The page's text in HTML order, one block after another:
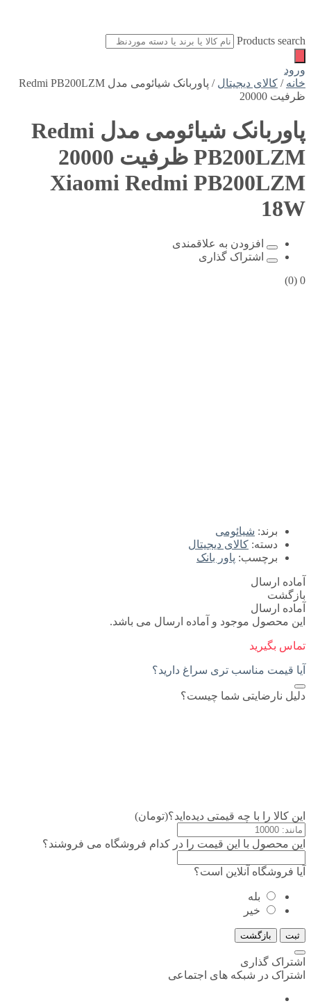
Products search
ورود
خانه / کالای دیجیتال
/ پاوربانک شیائومی مدل Redmi PB200LZM
ظرفیت 20000
پاوربانک شیائومی مدل Redmi
PB200LZM ظرفیت 20000
Xiaomi Redmi PB200LZM
18W
افزودن به علاقمندی
اشتراک گذاری
0
(0)
برند: شیائومی
دسته: کالای دیجیتال
برچسب: پاور بانک
آماده ارسال
بازگشت
آماده ارسال
این محصول موجود و آماده ارسال می باشد.
تماس بگیرید
آیا قیمت مناسب تری سراغ دارید؟
دلیل نارضایتی شما چیست؟
این کالا را با چه قیمتی دیده‌اید؟(تومان)
این محصول با این قیمت را در کدام فروشگاه می فروشند؟
آیا فروشگاه آنلاین است؟
بله
خیر
ثبت بازگشت
اشتراک گذاری
اشتراک در شبکه های اجتماعی